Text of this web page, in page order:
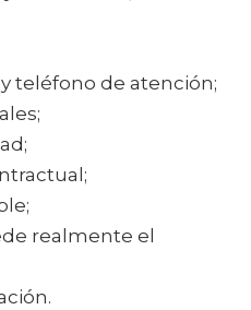
teléfono de atención;
realmente el